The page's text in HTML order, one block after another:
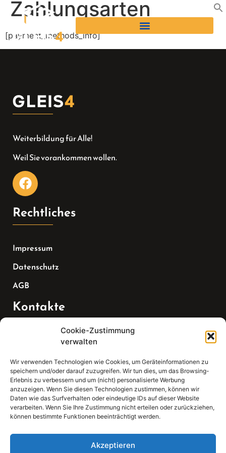
Cookie-Zustimmung
verwalten
Wir verwenden Technologien wie Cookies, um Geräteinformationen zu
speichern und/oder darauf zuzugreifen. Wir tun dies, um das Browsing-
Erlebnis zu verbessern und um (nicht) personalisierte Werbung
anzuzeigen. Wenn Sie diesen Technologien zustimmen, können wir
Daten wie das Surfverhalten oder eindeutige IDs auf dieser Website
verarbeiten. Wenn Sie Ihre Zustimmung nicht erteilen oder zurückziehen,
können bestimmte Funktionen beeinträchtigt werden.
Akzeptieren
Zahlungsarten
[payment_methods_info]
Weiterbildung für Alle!
Weil Sie vorankommen wollen.
Rechtliches
Impressum
Datenschutz
AGB
Kontakte
07147 270 3349
Email:
sekretariat(at)gleis4-seminarzentrum.com
Adresse:
Bahnhofstraße 21, 74343 Sachsenheim